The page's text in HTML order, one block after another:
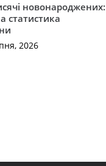
новонароджених:
статистика
2026